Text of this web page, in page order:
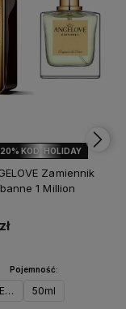
20% KOD: HOLIDAY
Zamiennik
1 Million
Pojemność:
50ml